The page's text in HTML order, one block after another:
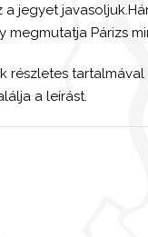
a jegyet
megmutatja Párizs
részletes
a leírást.